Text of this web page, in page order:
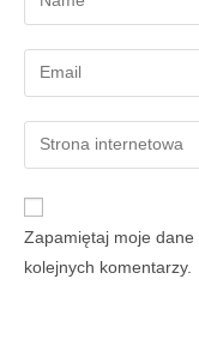
Zapamiętaj moje
kolejnych komentarzy.